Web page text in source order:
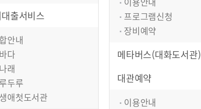
출서비스
안내
다
래
두루
애첫도서관
프로그램신청
장비예약
메타버스(대화도서관)
대관예약
이용안내